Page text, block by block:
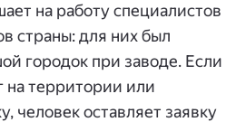
на работу специалистов
страны: для них был
городок при заводе. Если
на территории или
человек оставляет заявку